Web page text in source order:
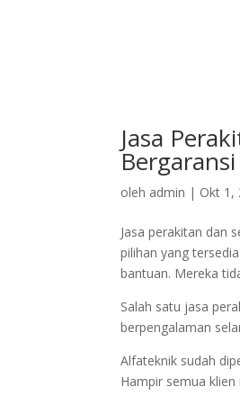
Jasa
Bergaransi
oleh admin | Okt 1,
Jasa perakitan dan
pilihan yang
bantuan. Mereka
Salah satu jasa
berpengalaman
Alfateknik sudah
Hampir semua